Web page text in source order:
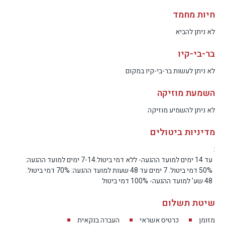
רביצה זוגית, מיטות שיזוף, פרגולה להצללה ושני מאווררי
ממנה לאורך כל היום: קפה בבוקר מול החורש, מנוחה
בצהריים, או ערב שקט ונעים באווירה פרטית.
החוץ כאן אינו רק תוספת לסוויטה, אלא חלק מרכזי
מהחוויה. זהו המרחב שבו הנוף מורגש בצורה החזקה
ביותר, ושבו החופשה הזוגית מקבלת את השקט
והאינטימיות שלה.
מטרים, הממוקמת מול הנוף ובקצה שטח האירוח הפרטי.
היא פרטית, נעימה, נגישה מתוך אזור הסוויטה, ופונה אל
החורש הטבעי של הגליל.
חיות מחמד
לא ניתן להביא
בר-בי-קיו
לא ניתן לעשות בר-בי-קיו במקום
השמעת מוזיקה
לא ניתן להשמיע מוזיקה
מדיניות ביטולים
:
עד 14 ימים למועד ההגעה- ללא דמי ביטול.7-14 ימים למועד ההגעה:
50% דמי ביטול. 7 ימים עד 48 שעות למועד ההגעה: 70% דמי ביטול.
48 שע' למועד ההגעה- 100% דמי ביטול
שיטת תשלום
מזומן כרטיס אשראי
העברה בנקאית